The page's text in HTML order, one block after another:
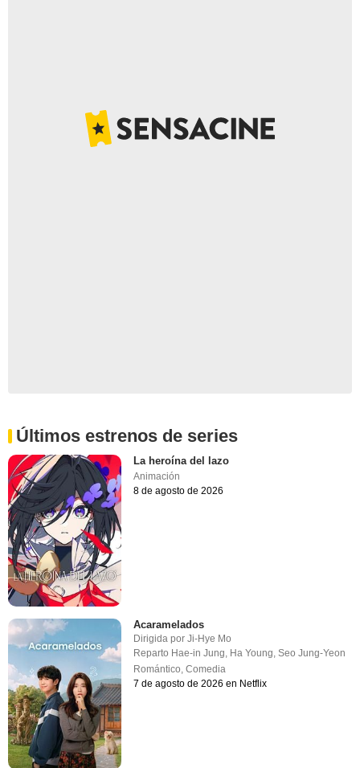
Últimos estrenos de series
La heroína del lazo
Animación
8 de agosto de 2026
Acaramelados
Dirigida porJi-Hye Mo
Reparto Hae-in Jung Ha Young ,Seo Jung-Yeon
Romántico ,Comedia
7 de agosto de 2026 en Netflix